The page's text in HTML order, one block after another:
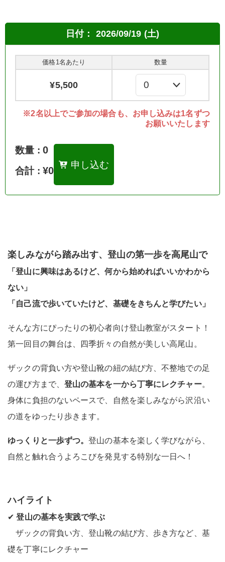
日付： 2026/09/19 (土)
価格1名あたり 数量
¥5,500
※2名以上でご参加の場合も、お申し込みは1名ずつ
お願いいたします
数量 : 0
合計 : ¥0
申し込む
楽しみながら踏み出す、登山の第一歩を高尾山で
「登山に興味はあるけど、何から始めればいいかわから
ない」
「自己流で歩いていたけど、基礎をきちんと学びたい」
そんな方にぴったりの初心者向け登山教室がスタート！
第一回目の舞台は、四季折々の自然が美しい高尾山。
ザックの背負い方や登山靴の紐の結び方、不整地での足
の運び方まで、 登山の基本を一から丁寧にレクチャー。
身体に負担のないペースで、自然を楽しみながら沢沿い
の道をゆったり歩きます。
ゆっくりと一歩ずつ。登山の基本を楽しく学びながら、
自然と触れ合うよろこびを発見する特別な一日へ！
ハイライト
✔登山の基本を実践で学ぶ
ザックの背負い方、登山靴の結び方、歩き方など、基
礎を丁寧にレクチャー